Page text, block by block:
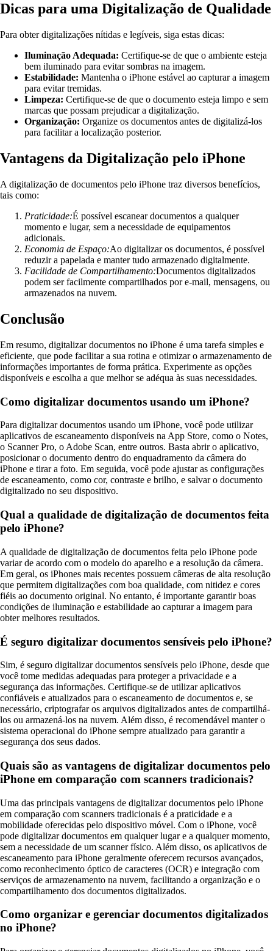
Dicas para uma Digitalização de Qualidade
Para obter digitalizações nítidas e legíveis, siga estas dicas:
Iluminação Adequada: Certifique-se de que o ambiente esteja
bem iluminado para evitar sombras na imagem.
Estabilidade: Mantenha o iPhone estável ao capturar a imagem
para evitar tremidas.
Limpeza: Certifique-se de que o documento esteja limpo e sem
marcas que possam prejudicar a digitalização.
Organização: Organize os documentos antes de digitalizá-los
para facilitar a localização posterior.
Vantagens da Digitalização pelo iPhone
A digitalização de documentos pelo iPhone traz diversos benefícios,
tais como:
Praticidade:É possível escanear documentos a qualquer
momento e lugar, sem a necessidade de equipamentos
adicionais.
Economia de Espaço:Ao digitalizar os documentos, é possível
reduzir a papelada e manter tudo armazenado digitalmente.
Facilidade de Compartilhamento:Documentos digitalizados
podem ser facilmente compartilhados por e-mail, mensagens, ou
armazenados na nuvem.
Conclusão
Em resumo, digitalizar documentos no iPhone é uma tarefa simples e
eficiente, que pode facilitar a sua rotina e otimizar o armazenamento de
informações importantes de forma prática. Experimente as opções
disponíveis e escolha a que melhor se adéqua às suas necessidades.
Como digitalizar documentos usando um iPhone?
Para digitalizar documentos usando um iPhone, você pode utilizar
aplicativos de escaneamento disponíveis na App Store, como o Notes,
o Scanner Pro, o Adobe Scan, entre outros. Basta abrir o aplicativo,
posicionar o documento dentro do enquadramento da câmera do
iPhone e tirar a foto. Em seguida, você pode ajustar as configurações
de escaneamento, como cor, contraste e brilho, e salvar o documento
digitalizado no seu dispositivo.
Qual a qualidade de digitalização de documentos feita
pelo iPhone?
A qualidade de digitalização de documentos feita pelo iPhone pode
variar de acordo com o modelo do aparelho e a resolução da câmera.
Em geral, os iPhones mais recentes possuem câmeras de alta resolução
que permitem digitalizações com boa qualidade, com nitidez e cores
fiéis ao documento original. No entanto, é importante garantir boas
condições de iluminação e estabilidade ao capturar a imagem para
obter melhores resultados.
É seguro digitalizar documentos sensíveis pelo iPhone?
Sim, é seguro digitalizar documentos sensíveis pelo iPhone, desde que
você tome medidas adequadas para proteger a privacidade e a
segurança das informações. Certifique-se de utilizar aplicativos
confiáveis e atualizados para o escaneamento de documentos e, se
necessário, criptografar os arquivos digitalizados antes de compartilhá-
los ou armazená-los na nuvem. Além disso, é recomendável manter o
sistema operacional do iPhone sempre atualizado para garantir a
segurança dos seus dados.
Quais são as vantagens de digitalizar documentos pelo
iPhone em comparação com scanners tradicionais?
Uma das principais vantagens de digitalizar documentos pelo iPhone
em comparação com scanners tradicionais é a praticidade e a
mobilidade oferecidas pelo dispositivo móvel. Com o iPhone, você
pode digitalizar documentos em qualquer lugar e a qualquer momento,
sem a necessidade de um scanner físico. Além disso, os aplicativos de
escaneamento para iPhone geralmente oferecem recursos avançados,
como reconhecimento óptico de caracteres (OCR) e integração com
serviços de armazenamento na nuvem, facilitando a organização e o
compartilhamento dos documentos digitalizados.
Como organizar e gerenciar documentos digitalizados
no iPhone?